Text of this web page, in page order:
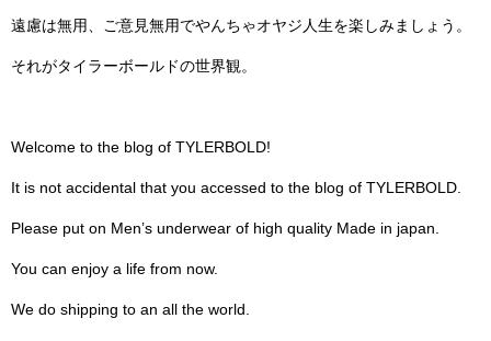
遠慮は無用、ご意見無用でやんちゃオヤジ人生を楽しみましょう。
それがタイラーボールドの世界観。
Welcome to the blog of TYLERBOLD!
It is not accidental that you accessed to the blog of TYLERBOLD.
Please put on Men’s underwear of high quality Made in japan.
You can enjoy a life from now.
We do shipping to an all the world.